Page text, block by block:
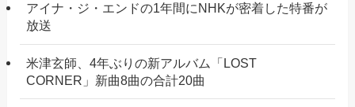
アイナ・ジ・エンドの1年間にNHKが密着した特番が
放送
米津玄師、4年ぶりの新アルバム「LOST
CORNER」新曲8曲の合計20曲